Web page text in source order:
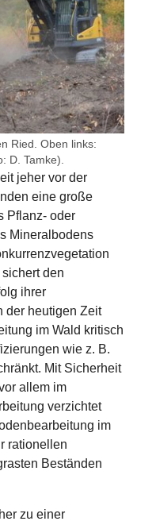
Ried. Oben links:
D. Tamke).
jeher vor der
eine große
Pflanz- oder
Mineralbodens
den
ihrer
der heutigen Zeit
im Wald kritisch
wie z. B.
Mit Sicherheit
allem im
verzichtet
im
rationellen
Beständen
zu einer